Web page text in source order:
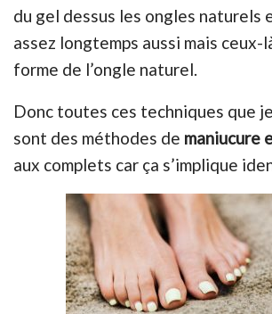
du gel dessus les ongles naturels
assez longtemps aussi mais ceux-
forme de l’ongle naturel.
Donc toutes ces techniques que
sont des méthodes de maniucure
aux complets car ça s’implique